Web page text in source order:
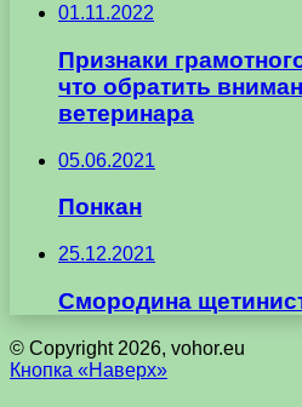
01.11.2022
Признаки
что обратить
ветеринара
05.06.2021
Понкан
25.12.2021
Смородина
© Copyright 2026, vohor.eu
Кнопка «Наверх»